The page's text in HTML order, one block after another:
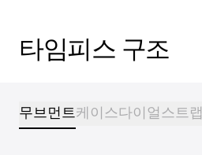
타임피스 구조
무브먼트케이스다이얼스트랩